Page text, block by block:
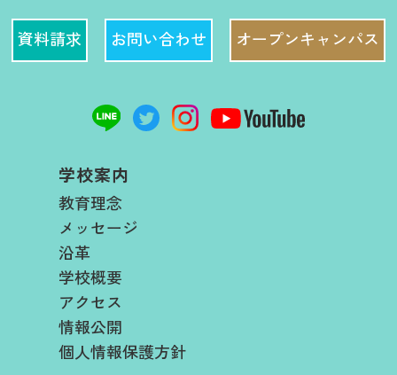
資料請求 お問い合わせ オープンキャンパス
学校案内
教育理念
メッセージ
沿革
学校概要
アクセス
情報公開
個人情報保護方針